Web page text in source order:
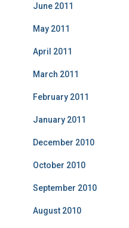
June 2011
May 2011
April 2011
March 2011
February 2011
January 2011
December 2010
October 2010
September 2010
August 2010